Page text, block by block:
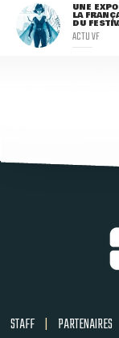
UNE
LA
DU
ACTU VF
STAFF | PARTENAIRES